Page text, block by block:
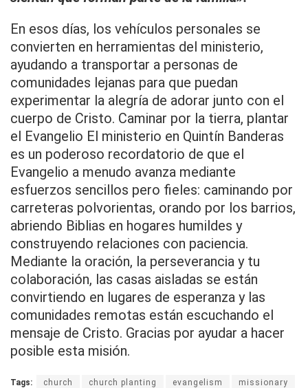
En esos días, los vehículos personales se
convierten en herramientas del ministerio,
ayudando a transportar a personas de
comunidades lejanas para que puedan
experimentar la alegría de adorar junto con el
cuerpo de Cristo. Caminar por la tierra, plantar
el Evangelio El ministerio en Quintín Banderas
es un poderoso recordatorio de que el
Evangelio a menudo avanza mediante
esfuerzos sencillos pero fieles: caminando por
carreteras polvorientas, orando por los barrios,
abriendo Biblias en hogares humildes y
construyendo relaciones con paciencia.
Mediante la oración, la perseverancia y tu
colaboración, las casas aisladas se están
convirtiendo en lugares de esperanza y las
comunidades remotas están escuchando el
mensaje de Cristo. Gracias por ayudar a hacer
posible esta misión.
Tags: church church planting evangelism missionary